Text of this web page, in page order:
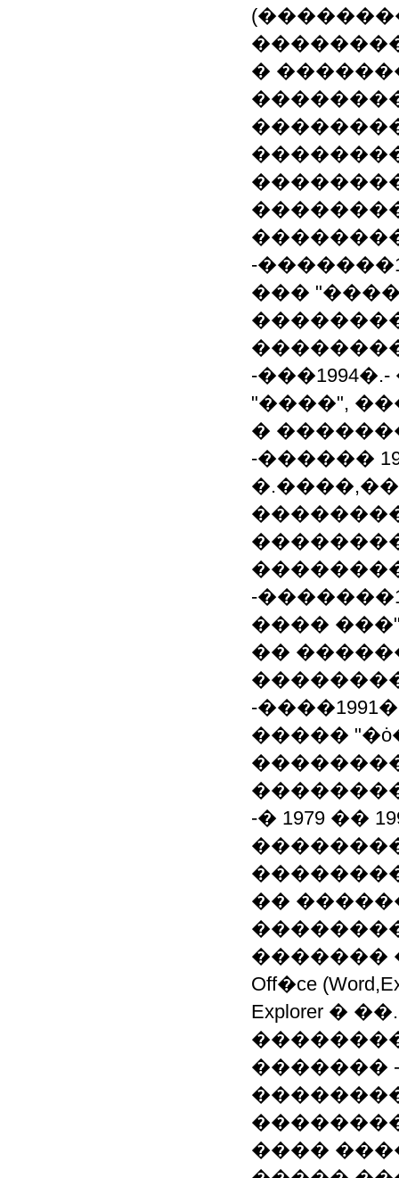
�
-
���
-
"����",
�
-������
-
����
��
-
�����
-� 1979 ��
��
�������
Off�ce
Explorer � ��.
�������
����